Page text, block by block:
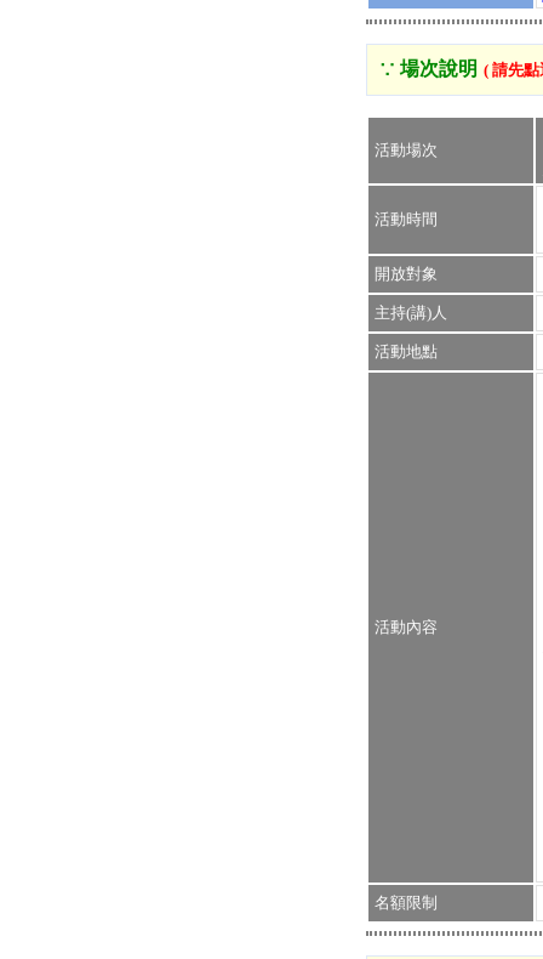
∵ 場次說明 ( 請先
活動場次
活動時間
開放對象
主持(講)人
活動地點
活動內容
名額限制